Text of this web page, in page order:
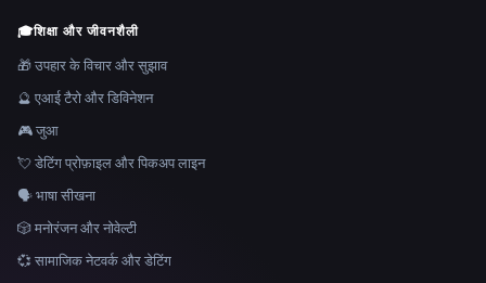
🎓शिक्षा और जीवनशैली
🎁 उपहार के विचार और सुझाव
🔮 एआई टैरो और डिविनेशन
🎮 जुआ
💘 डेटिंग प्रोफ़ाइल और पिकअप लाइन
🗣️ भाषा सीखना
🎲 मनोरंजन और नोवेल्टी
💞 सामाजिक नेटवर्क और डेटिंग